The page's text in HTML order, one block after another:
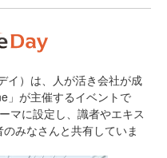
イ）は、人が活き会社が成
」が主催するイベントで
マに設定し、識者やエキス
みなさんと共有していま